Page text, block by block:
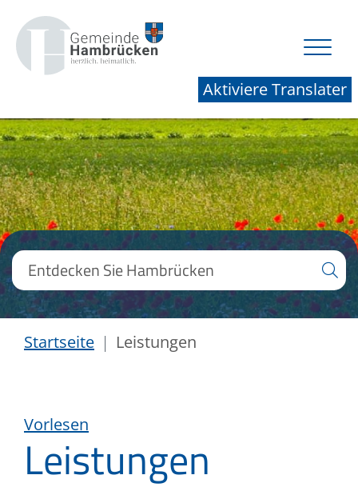
Aktiviere Translater
Startseite Leistungen
Vorlesen
Leistungen